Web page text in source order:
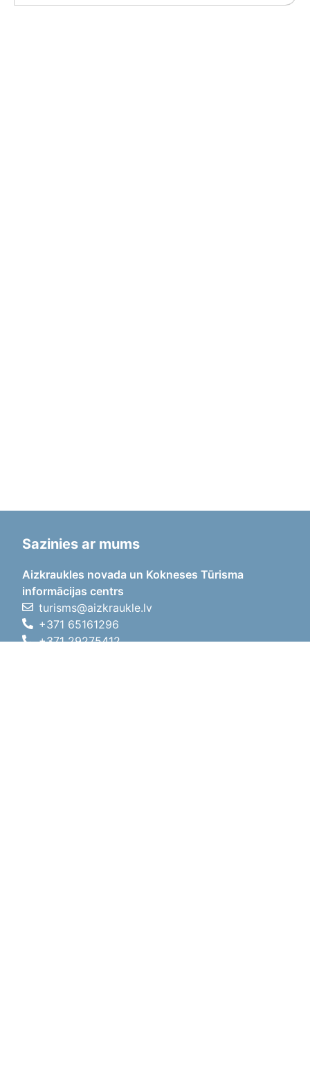
Sazinies ar mums
Aizkraukles novada un Kokneses Tūrisma
informācijas centrs
turisms@aizkraukle.lv
+371 65161296
+371 29275412